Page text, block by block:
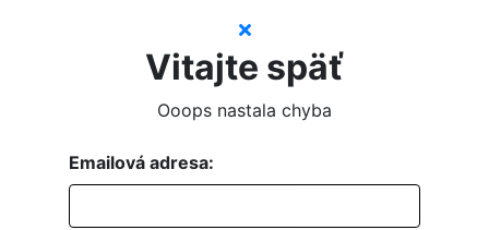
Vitajte späť
Ooops nastala chyba
Emailová adresa: